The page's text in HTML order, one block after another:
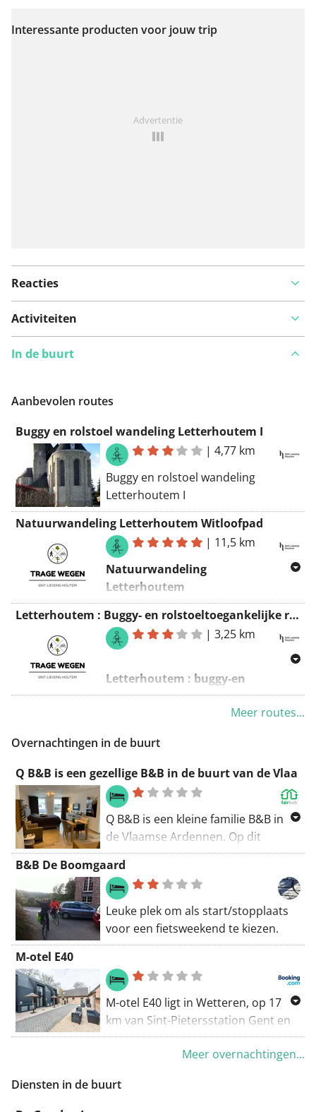
Bekijk op kaart
Interessante producten voor jouw trip
Advertentie
Reacties
Activiteiten
In de buurt
Aanbevolen routes
Buggy en rolstoel wandeling Letterhoutem I
|4,77 km
Buggy en rolstoel wandeling
Letterhoutem I
Natuurwandeling Letterhoutem Witloofpad
| 11,5 km
Natuurwandeling
Letterhoutem
11.5km komt overeen met 16430
stappen !
Letterhoutem : Buggy- en rolstoeltoegankelijke route 1
|3,25 km
Letterhoutem : buggy-en
rolstoeltoegankelijke route
stappen !
Routering Wandel - mooiste
Meer routes...
Overnachtingen in de buurt
Q B&B is een gezellige B&B in de buurt van de Vlaa
Q B&B is een kleine familie B&B in
de Vlaamse Ardennen. Op dit
moment hebben we 1 kamer, maar
we zijn bezig met het creëren van
een nieuwe. Wij zijn gelegen in een
rustige straat. In de zomer kunt u
genieten van ons natuurlijke
zwembad. We hebben ook een
huren. Wij serveren een
continentaal ontbijt. Wij bieden een
massageservice in onze
B&B De Boomgaard
Leuke plek om als start/stopplaats
voor een fietsweekend te kiezen.
M-otel E40
M-otel E40 ligt in Wetteren, op 17
km van Sint-Pietersstation Gent en
op 39 km van het Koning
Boudewijnstadion. Het biedt
gratis WiFi en gratis
Meer overnachtingen...
Diensten in de buurt